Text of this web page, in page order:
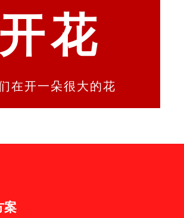
开花
在开一朵很大的花
案